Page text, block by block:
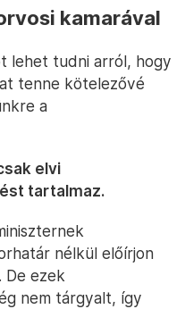
kamarával
lehet tudni arról, hogy
tenne kötelezővé
a
elvi
tartalmaz.
nélkül előírjon
De ezek
nem tárgyalt, így